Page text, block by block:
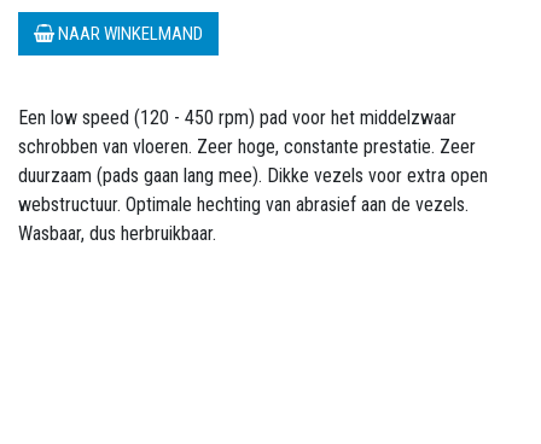
NAAR WINKELMAND
Een low speed (120 - 450 rpm) pad voor het middelzwaar
schrobben van vloeren. Zeer hoge, constante prestatie. Zeer
duurzaam (pads gaan lang mee). Dikke vezels voor extra open
webstructuur. Optimale hechting van abrasief aan de vezels.
Wasbaar, dus herbruikbaar.